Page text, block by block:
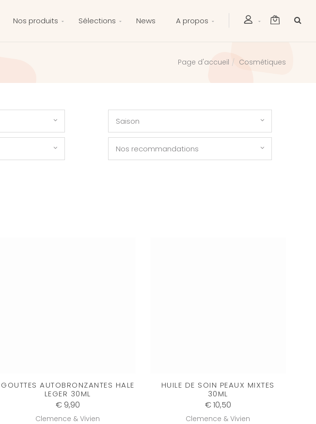
Nos produits Sélections News A propos
Page d'accueil Cosmétiques
Saison
Nos recommandations
GOUTTES AUTOBRONZANTES HALE
LEGER 30ML
€ 9,90
Clemence & Vivien
HUILE DE SOIN PEAUX MIXTES
30ML
€ 10,50
Clemence & Vivien